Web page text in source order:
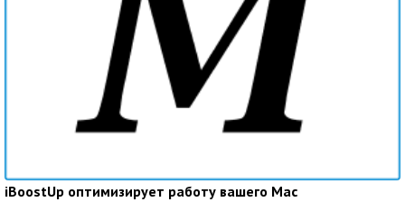
iBoostUp оптимизирует работу вашего Mac